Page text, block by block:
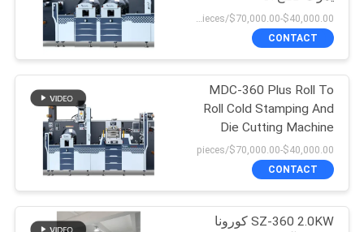
$40,000.00-$70,000.00/pieces 1-1 pieces
CONTACT
MDC-360 Plus Roll To
Roll Cold Stamping And
Die Cutting Machine
(ميكروفون MDC-360
Plus) هو آلة طحن باردة
وتقطيع المواد المعدنية
$40,000.00-$70,000.00/pieces
CONTACT
SZ-360 2.0KW كورونا